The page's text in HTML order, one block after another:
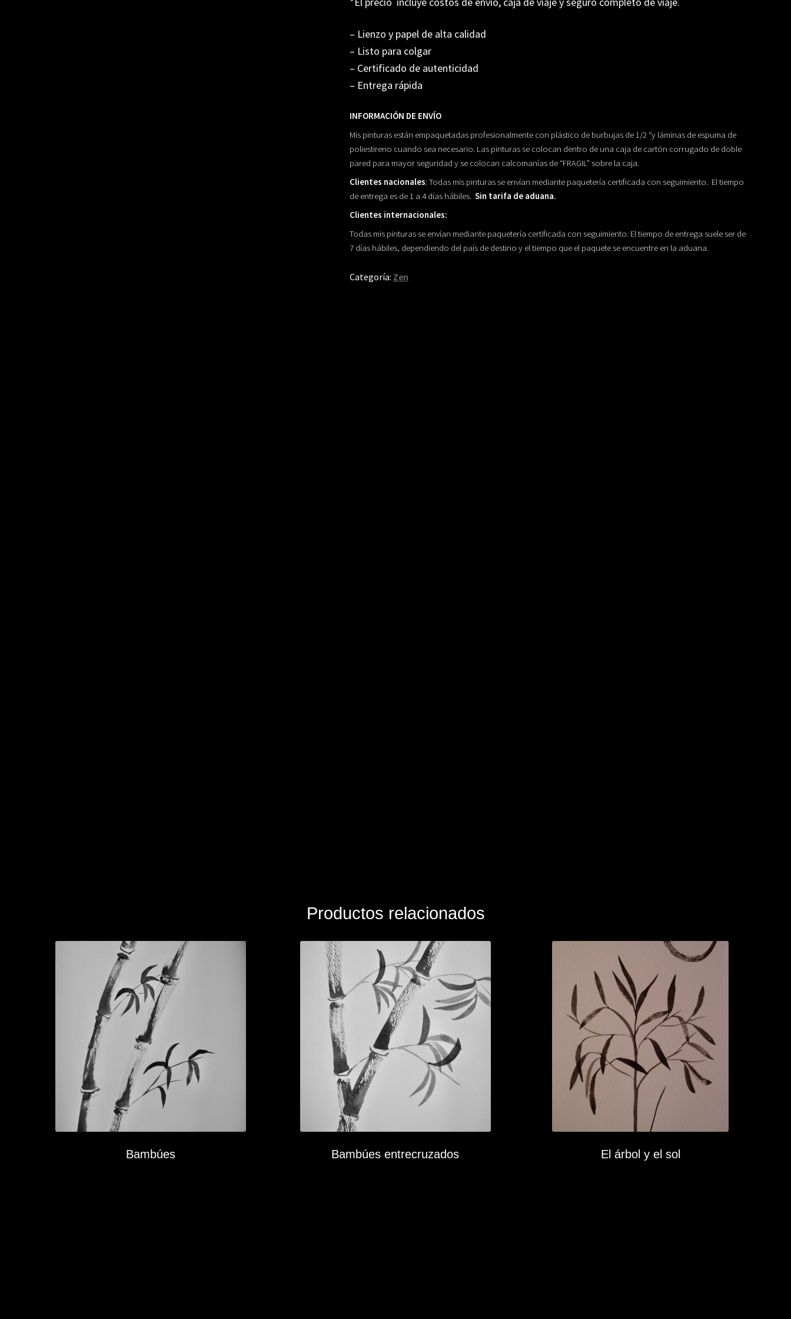
– Lienzo y papel de alta calidad
– Listo para colgar
– Certificado de autenticidad
– Entrega rápida
INFORMACIÓN DE ENVÍO
Mis pinturas están empaquetadas profesionalmente con plástico de burbujas de 1/2 “y láminas de espuma de
poliestireno cuando sea necesario. Las pinturas se colocan dentro de una caja de cartón corrugado de doble
pared para mayor seguridad y se colocan calcomanías de “FRAGIL” sobre la caja.
Clientes nacionales: Todas mis pinturas se envían mediante paquetería certificada con seguimiento. El tiempo
de entrega es de 1 a 4 días hábiles. Sin tarifa de aduana.
Clientes internacionales:
Todas mis pinturas se envían mediante paquetería certificada con seguimiento. El tiempo de entrega suele ser de
7 días hábiles, dependiendo del país de destino y el tiempo que el paquete se encuentre en la aduana.
Categoría: Zen
Productos relacionados
Bambúes Bambúes entrecruzados El árbol y el sol